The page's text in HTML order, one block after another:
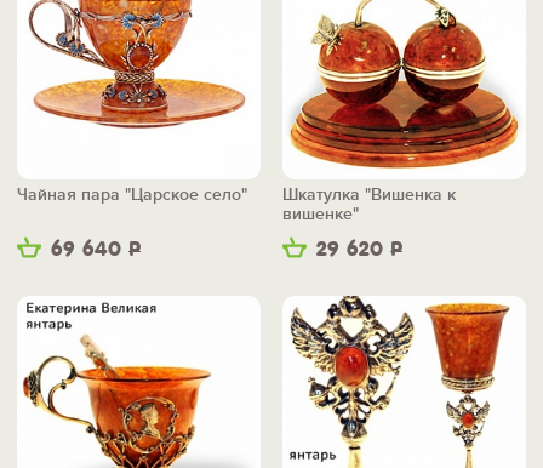
69 640 Р
Чайная пара "Царское село"
29 620 Р
Шкатулка "Вишенка к
вишенке"